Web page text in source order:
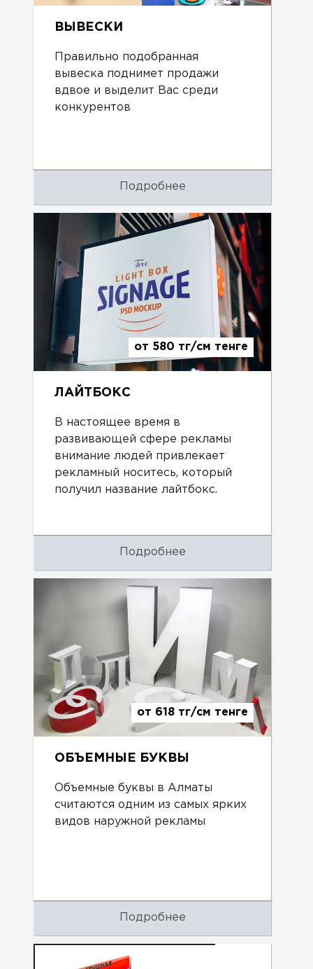
ВЫВЕСКИ
Правильно подобранная
вывеска поднимет продажи
вдвое и выделит Вас среди
конкурентов
Подробнее
от 580 тг/см тенге
ЛАЙТБОКС
В настоящее время в
развивающей сфере рекламы
внимание людей привлекает
рекламный носитесь, который
получил название лайтбокс.
Подробнее
от 618 тг/см тенге
ОБЪЕМНЫЕ БУКВЫ
Объемные буквы в Алматы
считаются одним из самых ярких
видов наружной рекламы
Подробнее